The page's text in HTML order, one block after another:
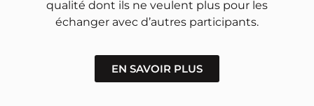
qualité dont ils ne veulent plus pour les
échanger avec d’autres participants.
EN SAVOIR PLUS